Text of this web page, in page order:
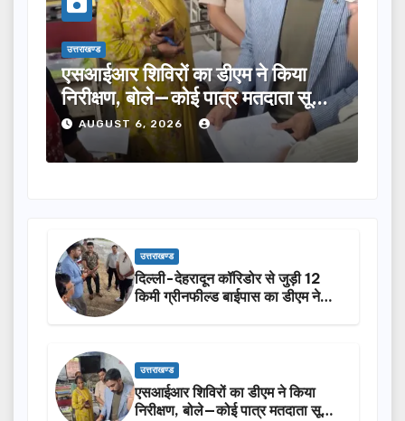
उत्तराखण्ड
तीलू रौतेली पुरस्कार के लिए 13 महिलाओं
का चयन, 35 आंगनबाड़ी कार्यकर्तियां भी
होंगी सम्मानित…
AUGUST 6, 2026
उत्तराखण्ड
दिल्ली-देहरादून कॉरिडोर से जुड़ी 12
किमी ग्रीनफील्ड बाईपास का डीएम ने
उत्तराखण्ड
एसआईआर शिविरों का डीएम ने किया
निरीक्षण, बोले—कोई पात्र मतदाता सूची